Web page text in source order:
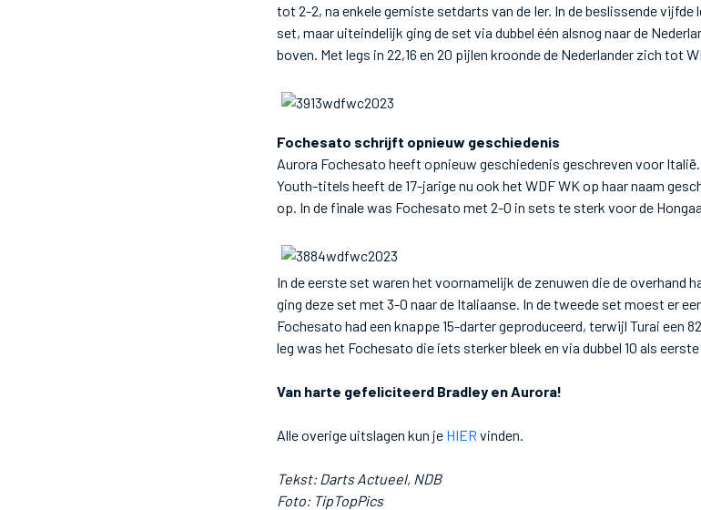
tot 2-2, na enkele gemiste setdarts van de Ier. In de beslissende
set, maar uiteindelijk ging de set via dubbel één alsnog naar de
boven. Met legs in 22,16 en 20 pijlen kroonde de Nederlander zich tot
Fochesato schrijft opnieuw geschiedenis
Aurora Fochesato heeft opnieuw geschiedenis geschreven voor
Youth-titels heeft de 17-jarige nu ook het WDF WK op haar naam
op. In de finale was Fochesato met 2-0 in sets te sterk voor de
In de eerste set waren het voornamelijk de zenuwen die de overhand
ging deze set met 3-0 naar de Italiaanse. In de tweede set moest er
Fochesato had een knappe 15-darter geproduceerd, terwijl Turai een
leg was het Fochesato die iets sterker bleek en via dubbel 10 als
Van harte gefeliciteerd Bradley en Aurora!
Alle overige uitslagen kun je HIER vinden.
Tekst: Darts Actueel, NDB
Foto: TipTopPics